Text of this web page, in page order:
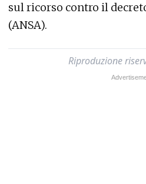
sul ricorso contro il
(ANSA).
Riproduzione